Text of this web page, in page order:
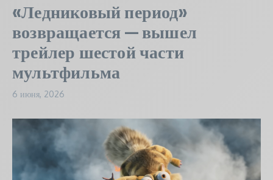
«Ледниковый период»
возвращается — вышел
трейлер шестой части
мультфильма
6 июня, 2026